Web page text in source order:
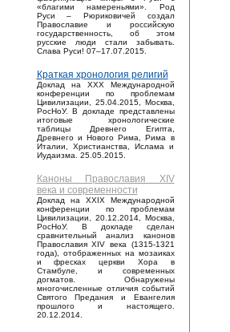
«благими намереньями». Род
Руси – Рюриковичей создал
Православие и российскую
государственность, об этом
русские люди стали забывать.
Слава Руси! 07–17.07.2015.
Краткая хронология религий
Доклад на XXX Международной
конференции по проблемам
Цивилизации, 25.04.2015, Москва,
РосНоУ. В докладе представлены
итоговые хронологические
таблицы Древнего Египта,
Древнего и Нового Рима, Рима в
Италии, Христианства, Ислама и
Иудаизма. 25.05.2015.
Каноны Православия XIV
века и современности
Доклад на XXIX Международной
конференции по проблемам
Цивилизации, 20.12.2014, Москва,
РосНоУ. В докладе сделан
сравнительный анализ канонов
Православия XIV века (1315-1321
года), отображенных на мозаиках
и фресках церкви Хора в
Стамбуле, и современных
догматов. Обнаружены
многочисленные отличия событий
Святого Предания и Евангелия
прошлого и настоящего.
20.12.2014.